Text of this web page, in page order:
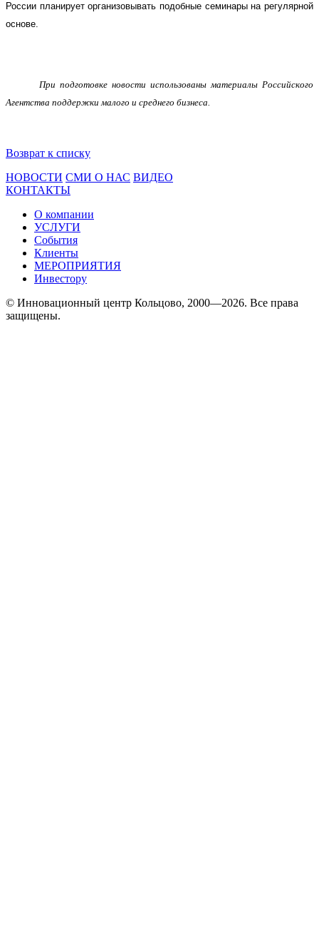
России планирует организовывать подобные семинары на регулярной
основе.
При подготовке новости использованы материалы Российского
Агентства поддержки малого и среднего бизнеса.
Возврат к списку
НОВОСТИ СМИ О НАС ВИДЕО
КОНТАКТЫ
О компании
УСЛУГИ
События
Клиенты
МЕРОПРИЯТИЯ
Инвестору
© Инновационный центр Кольцово, 2000—2026. Все права
защищены.